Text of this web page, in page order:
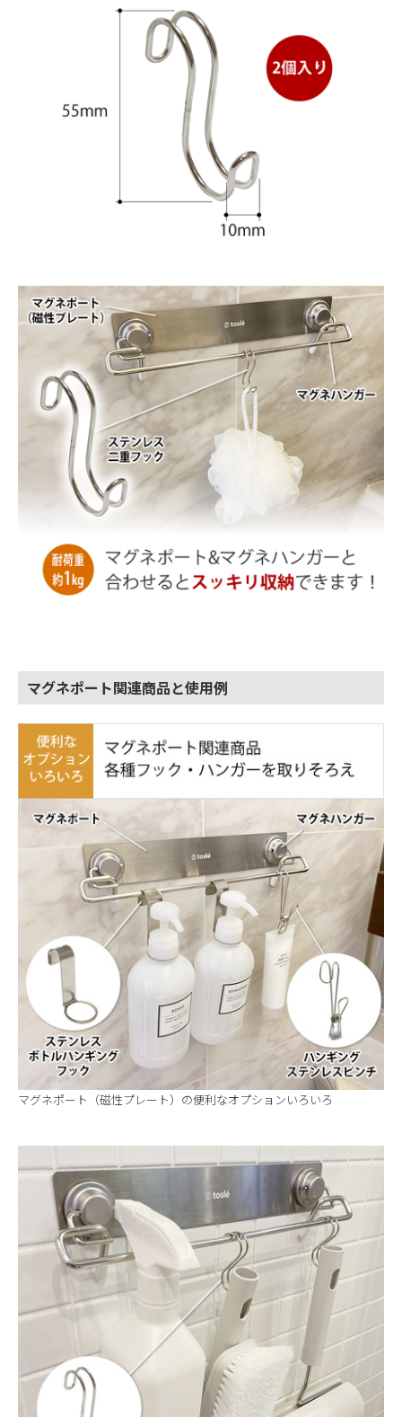
マグネポート関連商品と使用例
マグネポート（磁性プレート）の便利なオプションいろいろ